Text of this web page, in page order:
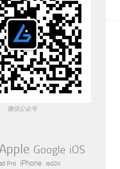
微信公众号
Google iOS
Pro iPhone libGDX